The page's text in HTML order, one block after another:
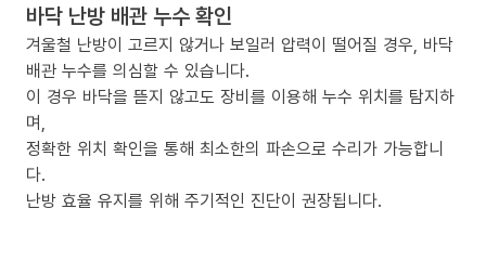
바닥 난방 배관 누수 확인
겨울철 난방이 고르지 않거나 보일러 압력이 떨어질 경우, 바닥
배관 누수를 의심할 수 있습니다.
이 경우 바닥을 뜯지 않고도 장비를 이용해 누수 위치를 탐지하
며,
정확한 위치 확인을 통해 최소한의 파손으로 수리가 가능합니
다.
난방 효율 유지를 위해 주기적인 진단이 권장됩니다.